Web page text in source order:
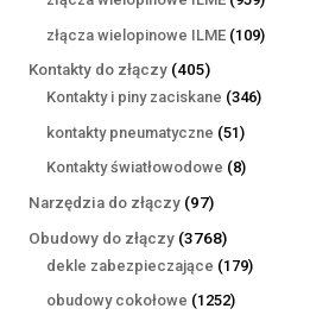
produktów
złącza wielopinowe ILME 109109
Kontakty do złączy 405405
produktów
Kontakty i piny zaciskane 346346
kontakty pneumatyczne 5151
produktów
Kontakty światłowodowe 88
Narzędzia do złączy 9797
produktów
Obudowy do złączy 37683768
produktów
dekle zabezpieczające 179179
obudowy cokołowe 12521252